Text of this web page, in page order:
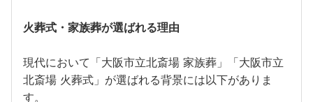
火葬式・家族葬が選ばれる理由
現代において「大阪市立北斎場 家族葬」「大阪市立
北斎場 火葬式」が選ばれる背景には以下がありま
す。